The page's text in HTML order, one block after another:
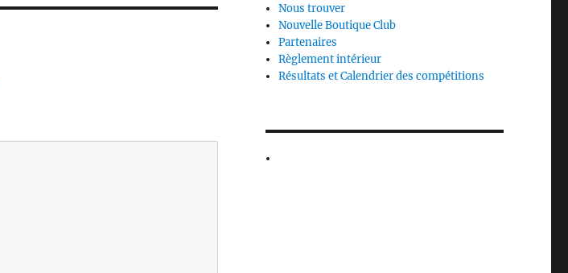
Nous trouver
Nouvelle Boutique Club
Partenaires
Règlement intérieur
Résultats et Calendrier des compétitions